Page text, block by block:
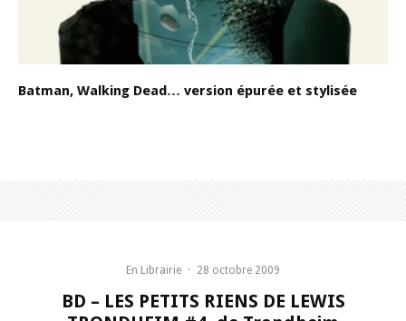
Batman, Walking Dead… version épurée et stylisée
En Librairie · 28 octobre 2009
BD – LES PETITS RIENS DE LEWIS